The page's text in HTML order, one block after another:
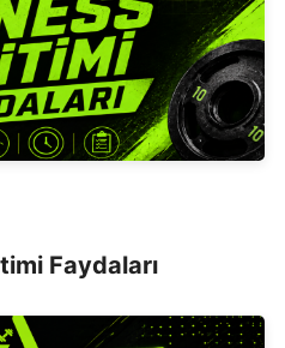
Faydaları